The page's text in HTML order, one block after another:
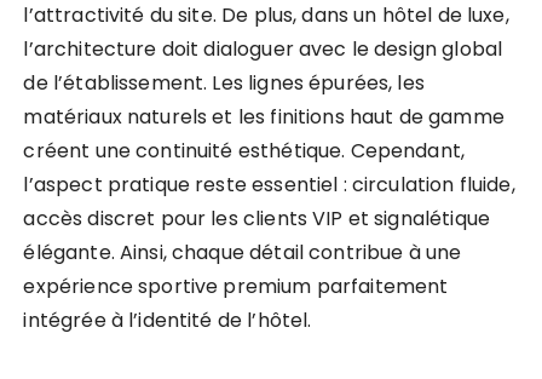
l’attractivité du site. De plus, dans un hôtel de luxe,
l’architecture doit dialoguer avec le design global
de l’établissement. Les lignes épurées, les
matériaux naturels et les finitions haut de gamme
créent une continuité esthétique. Cependant,
l’aspect pratique reste essentiel : circulation fluide,
accès discret pour les clients VIP et signalétique
élégante. Ainsi, chaque détail contribue à une
expérience sportive premium parfaitement
intégrée à l’identité de l’hôtel.